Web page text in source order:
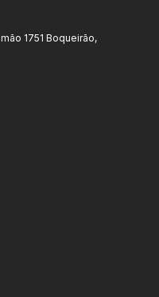
1751 Boqueirão,